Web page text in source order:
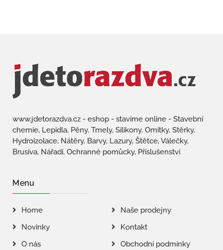
www.jdetorazdva.cz - eshop - stavíme online - Stavební
chemie, Lepidla, Pěny, Tmely, Silikony, Omítky, Stěrky,
Hydroizolace, Nátěry, Barvy, Lazury, Štětce, Válečky,
Brusiva, Nářadí, Ochranné pomůcky, Příslušenství
Menu
Home
Naše prodejny
Novinky
Kontakt
O nás
Obchodní podmínky